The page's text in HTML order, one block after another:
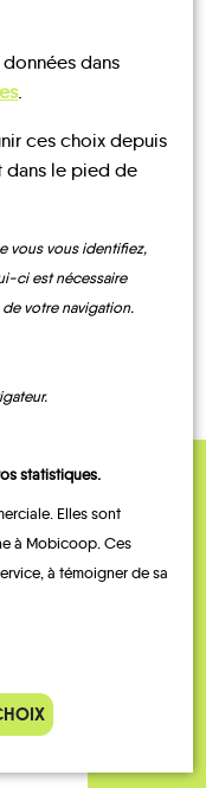
!
dans
.
ces choix depuis
dans le pied de
vous vous identifiez,
ci est nécessaire
votre navigation.
statistiques.
Elles sont
à Mobicoop. Ces
à témoigner de sa